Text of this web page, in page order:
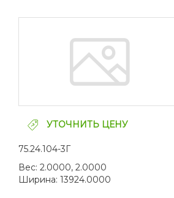
УТОЧНИТЬ ЦЕНУ
75.24.104-3Г
Вес: 2.0000, 2.0000
Ширина: 13924.0000